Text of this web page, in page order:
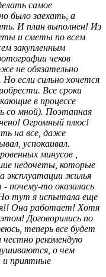
самое
было заехать, а
И план выполнен! Из
и сметы по всем
закупленным
чеков
не обязательно
если сильно хочется
Все сроки
в процессе
со мной). Поэтапная
Огромный плюс!
на все, даже
успокаивал.
минусов ,
недочеты, которые
эксплуатации жилья
почему-то оказалась
Но тут я испытала еще
Она работает! Хотя
Договорились по
теперь все будет
рекомендую
о чем
приятные